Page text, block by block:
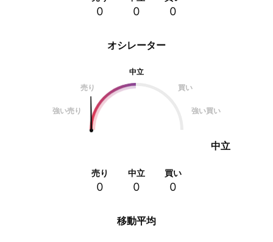
オシレーター
中立
売り
買い
強い売り 強い買い
中立
売り
0
中立
0
買い
0
0 0 0
移動平均